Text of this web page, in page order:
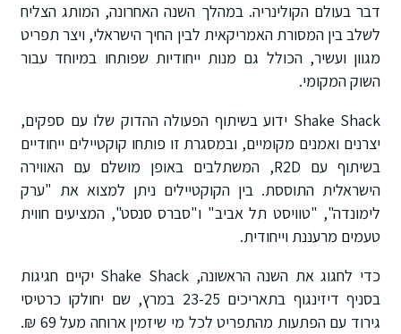
דבר בעולם הקולינריה. במהלך השנה האחרונה, המותג הצליח
לשלב בין המסורת האמריקאית לבין החיך הישראלי, ויצר תפריט
מגוון ועשיר, הכולל גם מנות ייחודיות שפותחו במיוחד עבור
השוק המקומי.
Shake Shack ידוע בשיתוף הפעולה ההדוק שלו עם ספקים,
יצרנים ואמנים מקומיים, ובמסגרת זו פותחו קוקטיילים ייחודיים
בשיתוף עם R2D, המשתלבים באופן מושלם עם האווירה
הישראלית התוססת. בין הקוקטיילים ניתן למצוא את "ערק
לימונדה", "טוויסט תל אביב" ו"סברס סנסט", המציעים חווית
טעמים מרעננת וייחודית.
כדי לחגוג את השנה הראשונה, Shake Shack יקיים חגיגות
בסניף דיזינגוף בתאריכים 23-25 במרץ, שם יחולקו כרטיסי
גירוד עם הפתעות מהתפריט לכל מי שיזמין ארוחה מעל 69 ₪.